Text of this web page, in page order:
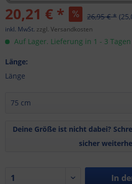
20,21 € * 26,95 € *
inkl. MwSt. zzgl. Versandkosten
Auf Lager. Lieferung in 1 - 3 Tagen
Länge:
Länge
Deine Größe ist nicht dabei?
sicher
In